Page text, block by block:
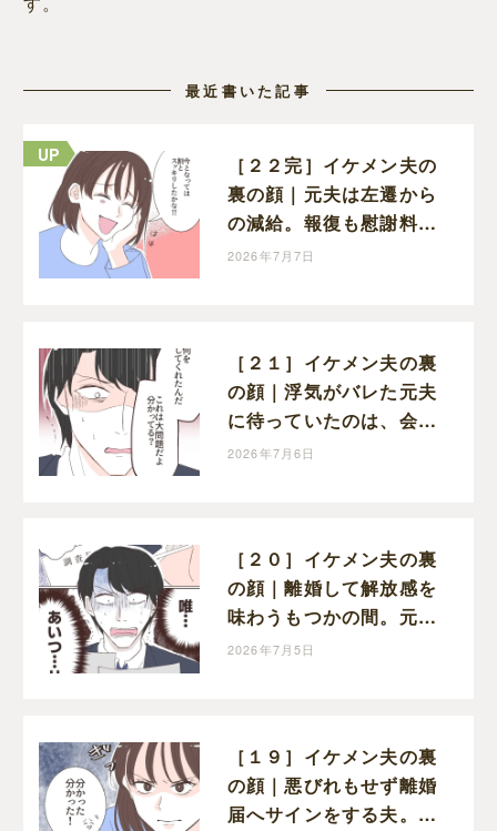
最近書いた記事
［２２完］イケメン夫の
裏の顔｜元夫は左遷から
の減給。報復も慰謝料請
求も果たせた妻はスッキ
2026年7月7日
［２１］イケメン夫の裏
の顔｜浮気がバレた元夫
に待っていたのは、会社
からの厳しい処罰と信頼
2026年7月6日
［２０］イケメン夫の裏
の顔｜離婚して解放感を
味わうもつかの間。元夫
が会社で見せられたのは
2026年7月5日
［１９］イケメン夫の裏
の顔｜悪びれもせず離婚
届へサインをする夫。見